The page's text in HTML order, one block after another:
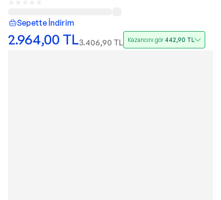
Sepette İndirim
2.964,00 TL3.406,90 TL Kazancını gör 442,90 TL